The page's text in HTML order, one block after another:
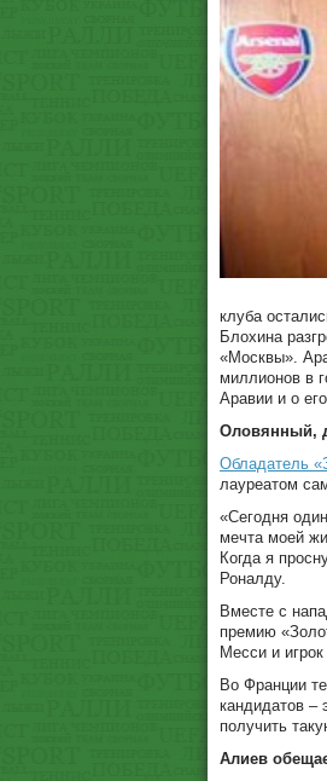
клуба
Блохина
«Москвы».
миллионов в
Аравии и о
Оловянный,
Обладатель
лауреатом
«Сегодня
мечта моей
Когда я
Роналду.
Вместе с
премию
Месси и
Во Франции
кандидатов –
получить
Алиев